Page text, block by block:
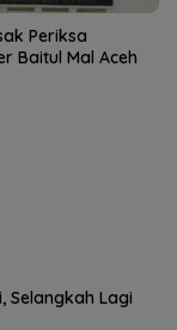
Periksa
Baitul Mal Aceh
Selangkah Lagi